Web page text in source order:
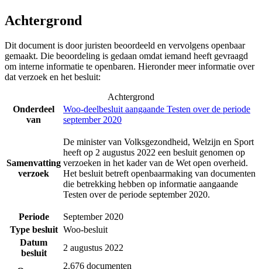
Achtergrond
Dit document is door juristen beoordeeld en vervolgens openbaar
gemaakt. Die beoordeling is gedaan omdat iemand heeft gevraagd
om interne informatie te openbaren. Hieronder meer informatie over
dat verzoek en het besluit:
Achtergrond
Onderdeel
van
Woo-deelbesluit aangaande Testen over de periode
september 2020
Samenvatting
verzoek
De minister van Volksgezondheid, Welzijn en Sport
heeft op 2 augustus 2022 een besluit genomen op
verzoeken in het kader van de Wet open overheid.
Het besluit betreft openbaarmaking van documenten
die betrekking hebben op informatie aangaande
Testen over de periode september 2020.
Periode
September 2020
Type besluit Woo-besluit
Datum
besluit
2 augustus 2022
2.676 documenten